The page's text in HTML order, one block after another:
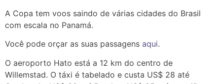
A Copa tem voos saindo de várias cidades do Brasil
com escala no Panamá.
Você pode orçar as suas passagens aqui.
O aeroporto Hato está a 12 km do centro de
Willemstad. O táxi é tabelado e custa US$ 28 até